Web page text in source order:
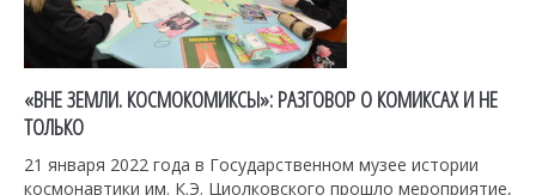
«ВНЕ ЗЕМЛИ. КОСМОКОМИКСЫ»: РАЗГОВОР О КОМИКСАХ И НЕ
ТОЛЬКО
21 января 2022 года в Государственном музее истории
космонавтики им. К.Э. Циолковского прошло мероприятие,